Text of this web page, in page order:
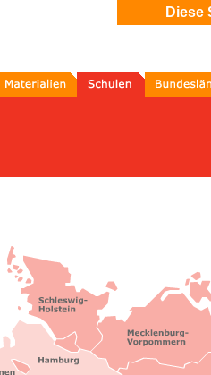
Diese
Materialien Schulen Bundesländer